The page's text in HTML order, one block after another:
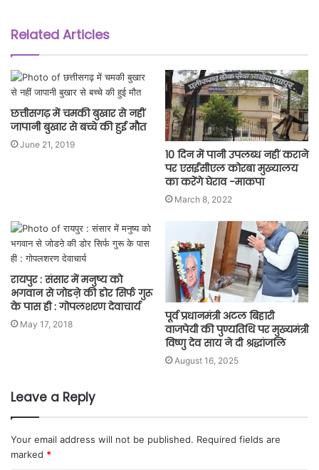
Related Articles
छत्तीसगढ़ में चमकी बुखार से नहीं
जापानी बुखार से बच्चे की हुई मौत
June 21, 2019
10 दिन में पानी उपलब्ध नहीं कराने
पर एसईसीएल कोरबा मुख्यालय
का करेंगे घेराव -माकपा
March 8, 2022
रायपुर : संसार में मनुष्य को
भगवान से जोडऩे की डोर सिर्फ गुरू
के पास ही : गोपलशरण देवाचार्य
May 17, 2018
पूर्व प्रधानमंत्री अटल बिहारी
वाजपेयी की पुण्यतिथि पर मुख्यमंत्री
विष्णु देव साय ने दी श्रद्धांजलि
August 16, 2025
Leave a Reply
Your email address will not be published. Required fields are
marked *